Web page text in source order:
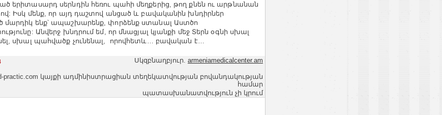
երիտասարդ սերնդին հեռու պահի մեղքերից, թող քնեն ու արթնանան
Իսկ մենք, որ այդ դաշտով անցած և բավականին խնդիրներ
մարդիկ ենք՝ ապաշխարենք, փորձենք ստանալ Աստծո
Անվերջ խնդրում եմ, որ մնացյալ կյանքի մեջ Տերն օգնի սխալ
սխալ պահվածք չունենալ, որովհետև… բավական է…
Սկզբնաղբյուր. armeniamedicalcenter.am
practic.com կայքի ադմինիստրացիան տեղեկատվության բովանդակության
համար
պատասխանատվություն չի կրում